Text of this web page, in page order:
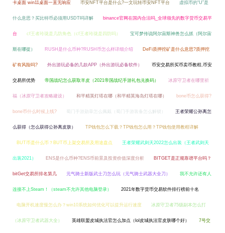
卡桌面 win11桌面一直无响应 币安NFT平台是什么?一文玩转币安NFT平台 虚拟币的“U”是
什么意思？买比特币必须用USDT吗详解 binance官网在国内合法吗_全球领先的数字货币交易平
台 cf王者玲珑是几防角色（cf王者玲珑是四防吗） 宝可梦传说阿尔宙斯神兽怎么抓（阿尔宙
斯在哪捉） RUSH是什么币种?RUSH币怎么样详细介绍 DeFi质押挖矿是什么意思?质押挖
矿有风险吗? 外出游玩必备的几款APP（外出游玩必备软件） 币安交易所买币卖币教程,币安
交易所优势 帝国战纪怎么获取羊皮（2021帝国战纪手游礼包兑换码） 冰原守卫者在哪里祈
福（冰原守卫者攻略建设） 和平精英灯塔在哪（和平精英海岛灯塔在哪） bone币怎么获得?
bone币什么时候上线? 蜀门手游勋章怎么佩戴（蜀门手游装备怎么解锁） 王者荣耀公孙离怎
么获得（怎么获得公孙离皮肤） TP钱包怎么下载？TP钱包怎么用？TP钱包使用教程详解
BUT币是什么币？BUT币上架交易所及用途盘点 王者荣耀武则天2022怎么出装（王者武则天
出装2021） ENS是什么币种?ENS币前景及投资价值深度分析 BITGET是正规靠谱平台吗？
bitGet交易所排名第几 元气骑士新版武士刀怎么玩（元气骑士武器大全刀） 我不允许还有人
连接不上Steam！（steam不允许其他电脑登录） 2021年数字货币交易软件排行榜前十名
电脑开机速度慢怎么办？win10系统如何优化可以提升运行速度 冰原守卫者75级副本怎么打
（冰原守卫者武器大全） 英雄联盟皮城执法官怎么加点（lol皮城执法官皮肤哪个好） 7号交